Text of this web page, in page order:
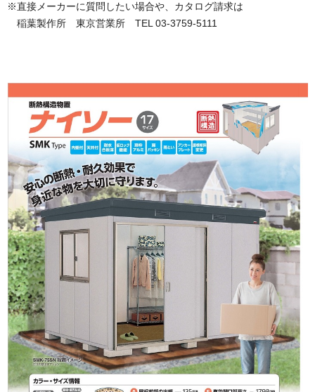
※直接メーカーに質問したい場合や、カタログ請求は
稲葉製作所 東京営業所 TEL 03-3759-5111